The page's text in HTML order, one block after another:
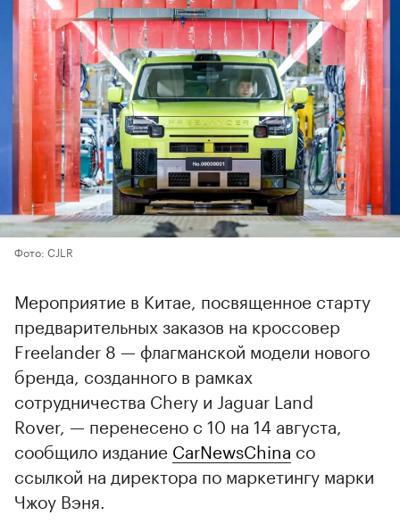
Фото: CJLR
Мероприятие в Китае, посвященное старту
предварительных заказов на кроссовер
Freelander 8 — флагманской модели нового
бренда, созданного в рамках
сотрудничества Chery и Jaguar Land
Rover, — перенесено с 10 на 14 августа,
сообщило издание CarNewsChina со
ссылкой на директора по маркетингу марки
Чжоу Вэня.